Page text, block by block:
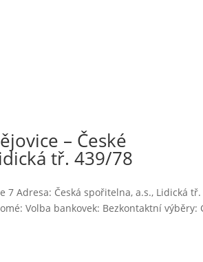
– České
tř. 439/78
7 Adresa: Česká spořitelna, a.s., Lidická tř.
Volba bankovek: Bezkontaktní výběry: